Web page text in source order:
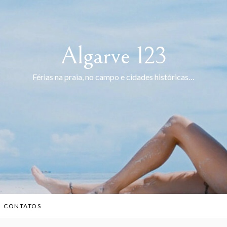
Algarve 123
Férias na praia, no campo e cidades históricas…
CONTATOS